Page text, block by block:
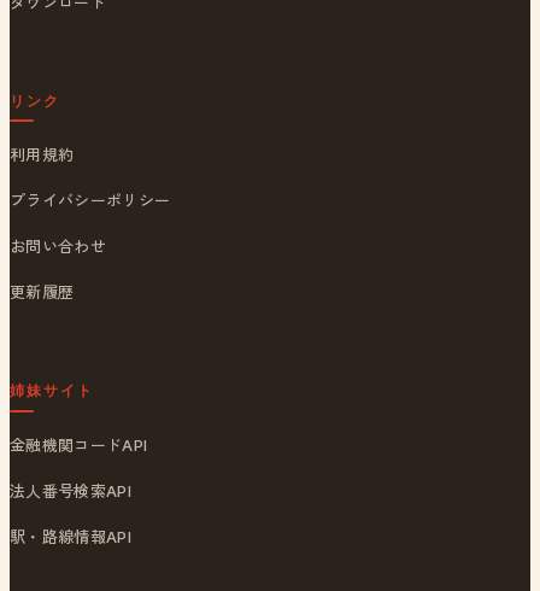
リンク
利用規約
プライバシーポリシー
お問い合わせ
更新履歴
姉妹サイト
金融機関コードAPI
法人番号検索API
駅・路線情報API